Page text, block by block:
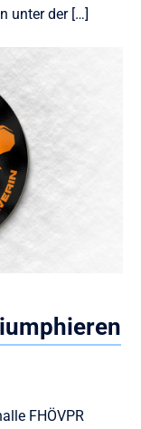
unter der […]
FHÖVPR